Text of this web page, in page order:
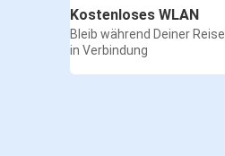
Kostenloses WLAN
Bleib während Deiner Reise
in Verbindung